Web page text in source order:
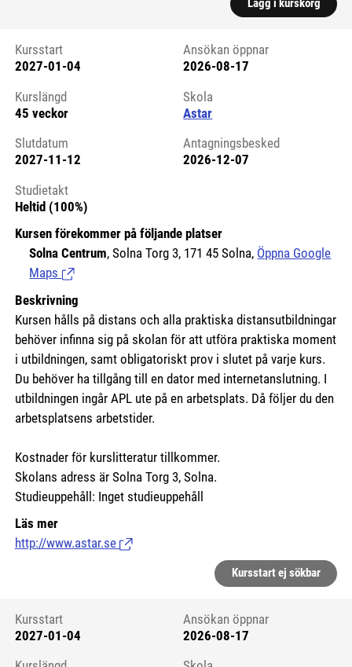
Lägg i kurskorg
Kursstart 6319162
Kursstart
2027-01-04
Ansökan öppnar
2026-08-17
Kurslängd
45 veckor
Skola
Astar
Slutdatum
2027-11-12
Antagningsbesked
2026-12-07
Studietakt
Heltid (100%)
Kursen förekommer på följande platser
Solna Centrum, Solna Torg 3, 171 45 Solna, Öppna Google
Maps (Länk till extern sida.)
Beskrivning
Kursen hålls på distans och alla praktiska distansutbildningar
behöver infinna sig på skolan för att utföra praktiska moment
i utbildningen, samt obligatoriskt prov i slutet på varje kurs.
Du behöver ha tillgång till en dator med internetanslutning. I
utbildningen ingår APL ute på en arbetsplats. Då följer du den
arbetsplatsens arbetstider.
Kostnader för kurslitteratur tillkommer.
Skolans adress är Solna Torg 3, Solna.
Studieuppehåll: Inget studieuppehåll
Läs mer
http://www.astar.se (Länk till extern sida.)
Kursstart ej sökbar
Kursstart 6236628
Kursstart
2027-01-04
Ansökan öppnar
2026-08-17